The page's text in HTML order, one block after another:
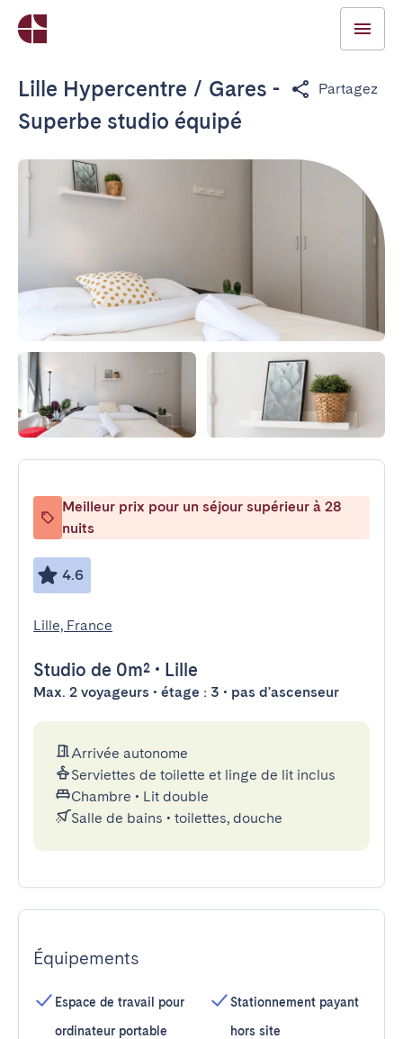
Lille Hypercentre / Gares -
Superbe studio équipé
Partagez
Meilleur prix pour un séjour supérieur à 28
nuits
4.6
Lille, France
Studio de 0m² • Lille
Max. 2 voyageurs • étage : 3 • pas d'ascenseur
Arrivée autonome
Serviettes de toilette et linge de lit inclus
Chambre • Lit double
Salle de bains • toilettes, douche
Équipements
Espace de travail pour
ordinateur portable
Stationnement payant
hors site